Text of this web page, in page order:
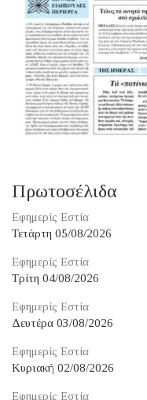
Πρωτοσέλιδα
Εφημερίς Εστία
Τετάρτη 05/08/2026
Εφημερίς Εστία
Τρίτη 04/08/2026
Εφημερίς Εστία
Δευτέρα 03/08/2026
Εφημερίς Εστία
Κυριακή 02/08/2026
Εφημερίς Εστία